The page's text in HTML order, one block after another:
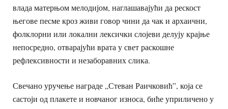
влада матерњом мелодијом, наглашавајући да рескост
његове песме кроз живи говор чини да чак и архаични,
фолклорни или локални лексички слојеви делују крајње
непосредно, отварајући врата у свет раскошне
рефлексивности и незаборавних слика.
Свечано уручење награде „Стеван Раичковић”, која се
састоји од плакете и новчаног износа, биће уприличено у